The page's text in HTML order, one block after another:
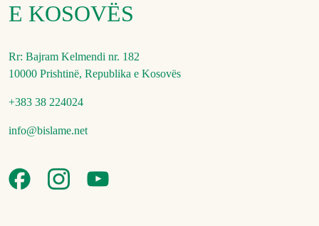
E KOSOVËS
Rr: Bajram Kelmendi nr. 182
10000 Prishtinë, Republika e Kosovës
+383 38 224024
info@bislame.net